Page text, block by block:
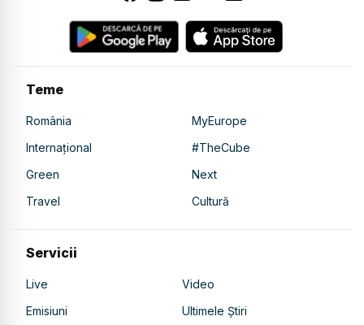
Teme
România
MyEurope
Internațional
#TheCube
Green
Next
Travel
Cultură
Servicii
Live
Video
Emisiuni
Ultimele Știri